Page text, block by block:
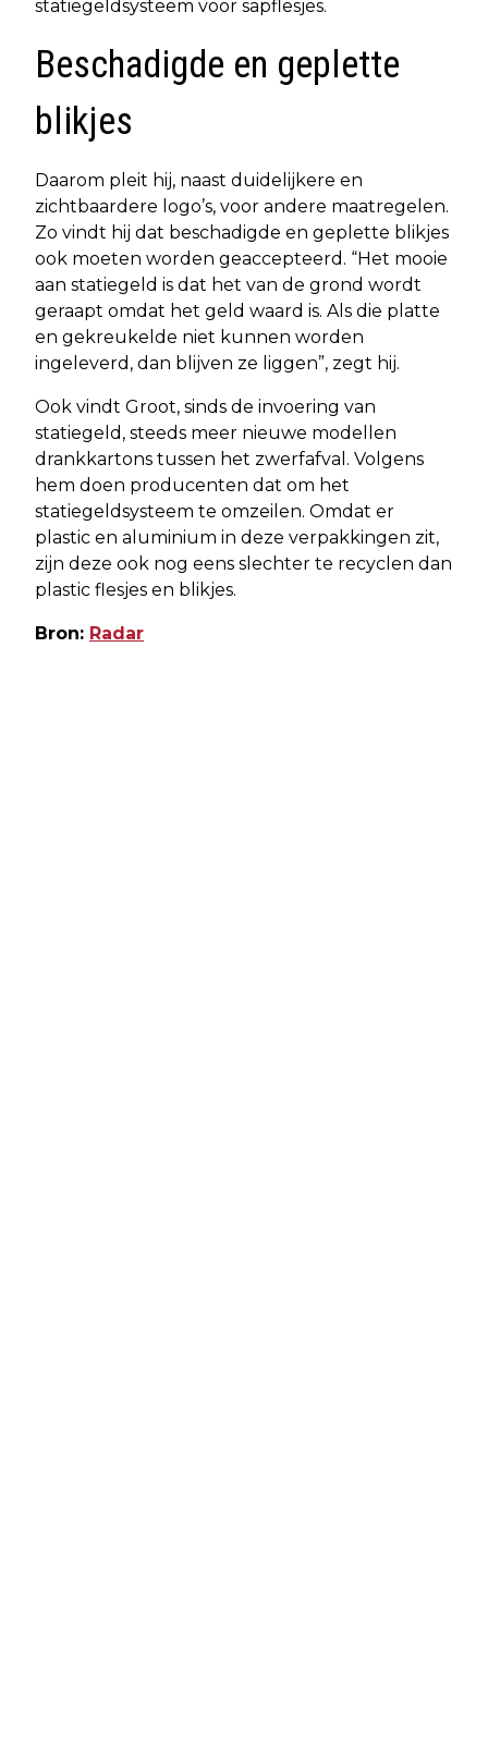
statiegeldsysteem voor sapflesjes.
Beschadigde en geplette
blikjes
Daarom pleit hij, naast duidelijkere en
zichtbaardere logo’s, voor andere maatregelen.
Zo vindt hij dat beschadigde en geplette blikjes
ook moeten worden geaccepteerd. “Het mooie
aan statiegeld is dat het van de grond wordt
geraapt omdat het geld waard is. Als die platte
en gekreukelde niet kunnen worden
ingeleverd, dan blijven ze liggen”, zegt hij.
Ook vindt Groot, sinds de invoering van
statiegeld, steeds meer nieuwe modellen
drankkartons tussen het zwerfafval. Volgens
hem doen producenten dat om het
statiegeldsysteem te omzeilen. Omdat er
plastic en aluminium in deze verpakkingen zit,
zijn deze ook nog eens slechter te recyclen dan
plastic flesjes en blikjes.
Bron: Radar